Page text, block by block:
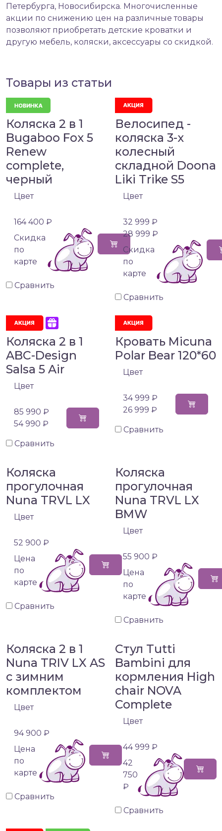
Петербурга, Новосибирска. Многочисленные
акции по снижению цен на различные товары
позволяют приобретать детские кроватки и
другую мебель, коляски, аксессуары со скидкой.
Товары из статьи
Коляска 2 в 1
Bugaboo Fox 5
Renew
complete,
черный
Цвет
164 400 ₽
Cкидка
по
карте
Сравнить
Велосипед -
коляска 3-х
колесный
складной Doona
Liki Trike S5
Цвет
32 999 ₽
28 999 ₽
Cкидка
по
карте
Сравнить
Коляска 2 в 1
ABC-Design
Salsa 5 Air
Цвет
85 990 ₽
54 990 ₽
Сравнить
Кровать Micuna
Polar Bear 120*60
Цвет
34 999 ₽
26 999 ₽
Сравнить
Коляска
прогулочная
Nuna TRVL LX
Цвет
52 900 ₽
Цена
по
карте
Сравнить
Коляска
прогулочная
Nuna TRVL LX
BMW
Цвет
55 900 ₽
Цена
по
карте
Сравнить
Коляска 2 в 1
Nuna TRIV LX AS
с зимним
комплектом
Цвет
94 900 ₽
Цена
по
карте
Сравнить
Стул Tutti
Bambini для
кормления High
chair NOVA
Complete
Цвет
44 999 ₽
42
750
₽
Сравнить